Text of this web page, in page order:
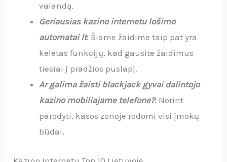
valandą.
Geriausias kazino internetu lošimo
automatai lt: Šiame žaidime taip pat yra
keletas funkcijų, kad gausite žaidimus
tiesiai į pradžios puslapį.
Ar galima žaisti blackjack gyvai dalintojo
kazino mobiliajame telefone?: Norint
parodyti, kasos zonoje rodomi visi įmokų
būdai.